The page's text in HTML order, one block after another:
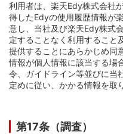
利用者は、楽天Edy株式会社
得したEdyの使用履歴情報が
意し、当社及び楽天Edy株式
定することなく利用すること
提供することにあらかじめ同
情報が個人情報に該当する場
令、ガイドライン等並びに当
定めに従い、かかる情報を取
第17条（調査）